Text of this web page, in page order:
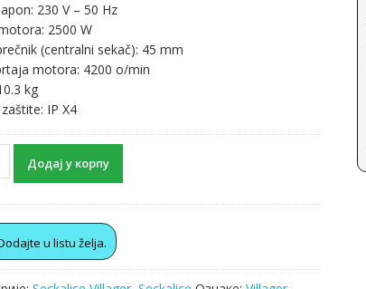
230 V – 50 Hz
2500 W
(centralni sekač): 45 mm
motora: 4200 o/min
kg
IP X4
Додај у корпу
u listu želja.